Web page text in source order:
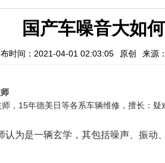
国产车噪音大如
时间：2021-04-01 02:03:05 原创 来源
认为是一辆玄学，其包括噪声、振动